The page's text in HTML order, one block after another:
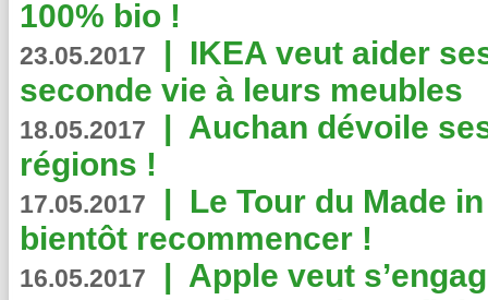
100% bio !
23.05.2017 | IKEA veut aider
seconde vie à leurs meubles
18.05.2017 | Auchan dévoile
régions !
17.05.2017 | Le Tour du Made
bientôt recommencer !
16.05.2017 | Apple veut